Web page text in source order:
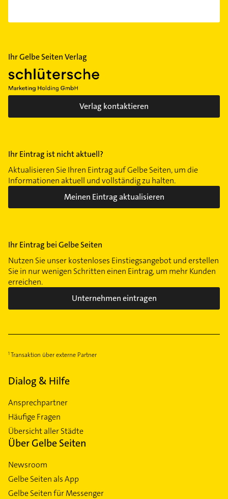
Ihr Gelbe Seiten Verlag
Verlag kontaktieren
Ihr Eintrag ist nicht aktuell?
Aktualisieren Sie Ihren Eintrag auf Gelbe Seiten, um die
Informationen aktuell und vollständig zu halten.
Meinen Eintrag aktualisieren
Ihr Eintrag bei Gelbe Seiten
Nutzen Sie unser kostenloses Einstiegsangebot und erstellen
Sie in nur wenigen Schritten einen Eintrag, um mehr Kunden
erreichen.
Unternehmen eintragen
Transaktion über externe Partner
Dialog & Hilfe
Ansprechpartner
Häufige Fragen
Übersicht aller Städte
Über Gelbe Seiten
Newsroom
Gelbe Seiten als App
Gelbe Seiten für Messenger